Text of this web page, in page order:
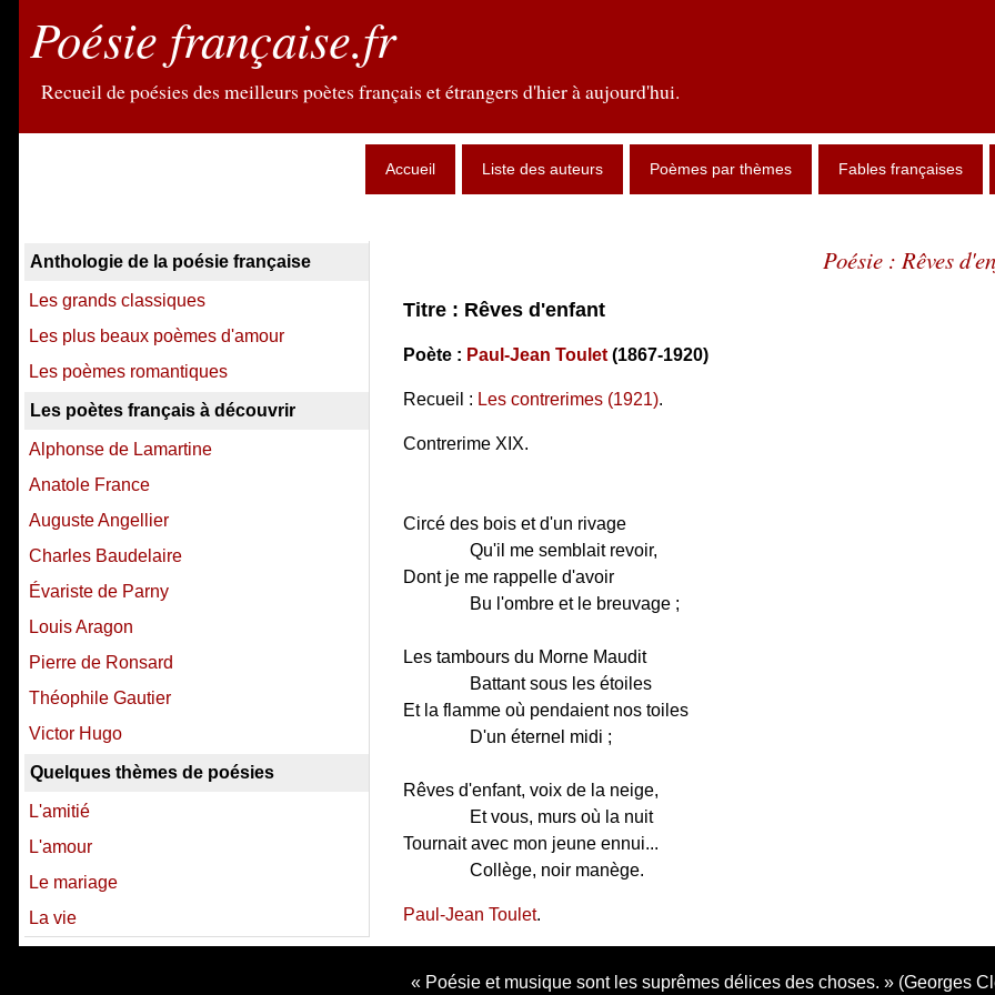
Poésie française.fr
Recueil de poésies des meilleurs poètes français et étrangers d'hier à aujourd'hui.
Accueil Liste des auteurs Poèmes par thèmes Fables françaises
Poésie : Rêves
Titre : Rêves d'enfant
Poète : Paul-Jean Toulet (1867-1920)
Recueil : Les contrerimes (1921).
Contrerime XIX.
Circé des bois et d'un rivage
Qu'il me semblait revoir,
Dont je me rappelle d'avoir
Bu l'ombre et le breuvage ;
Les tambours du Morne Maudit
Battant sous les étoiles
Et la flamme où pendaient nos toiles
D'un éternel midi ;
Rêves d'enfant, voix de la neige,
Et vous, murs où la nuit
Tournait avec mon jeune ennui...
Collège, noir manège.
Paul-Jean Toulet.
Anthologie de la poésie française
Les grands classiques
Les plus beaux poèmes d'amour
Les poèmes romantiques
Les poètes français à découvrir
Alphonse de Lamartine
Anatole France
Auguste Angellier
Charles Baudelaire
Évariste de Parny
Louis Aragon
Pierre de Ronsard
Théophile Gautier
Victor Hugo
Quelques thèmes de poésies
L'amitié
L'amour
Le mariage
La vie
Poésie et musique sont les suprêmes délices des choses. (Georges